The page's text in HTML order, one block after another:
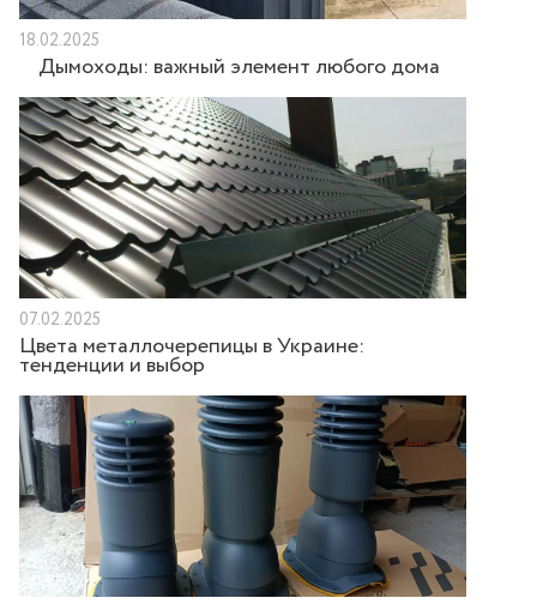
18.02.2025
Дымоходы: важный элемент любого дома
07.02.2025
Цвета металлочерепицы в Украине:
тенденции и выбор